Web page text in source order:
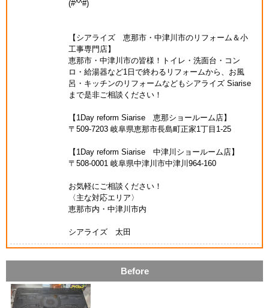
(#^^#)
【シアライズ 恵那市・中津川市のリフォーム＆小
工事専門店】
恵那市・中津川市の皆様！トイレ・洗面台・コン
ロ・給湯器など1日で終わるリフォームから、お風
呂・キッチンのリフォームなどもシアライズ Siarise
まで是非ご相談ください！
【1Day reform Siarise 恵那ショールーム店】
〒509-7203 岐阜県恵那市長島町正家1丁目1-25
【1Day reform Siarise 中津川ショールーム店】
〒508-0001 岐阜県中津川市中津川964-160
お気軽にご相談ください！
〈主な対応エリア〉
恵那市内・中津川市内
シアライズ 太田
Before